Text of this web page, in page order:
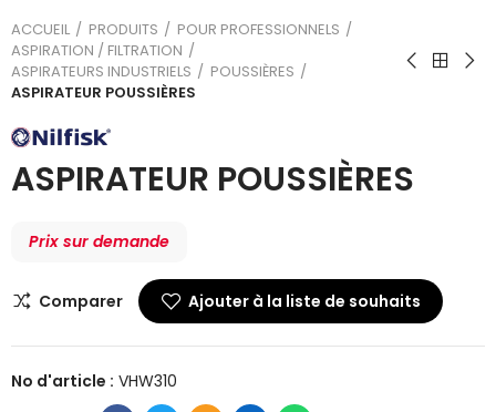
ACCUEIL PRODUITS
POUR PROFESSIONNELS
ASPIRATION / FILTRATION
ASPIRATEURS INDUSTRIELS
POUSSIÈRES
ASPIRATEUR POUSSIÈRES
ASPIRATEUR POUSSIÈRES
Prix sur demande
Comparer Ajouter à la liste de souhaits
No d'article : VHW310